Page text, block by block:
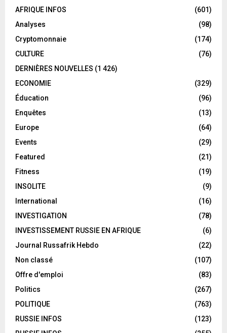
AFRIQUE INFOS
(601)
Analyses
(98)
Cryptomonnaie
(174)
CULTURE
(76)
DERNIÈRES NOUVELLES (1 426)
ECONOMIE
(329)
Éducation
(96)
Enquêtes
(13)
Europe
(64)
Events
(29)
Featured
(21)
Fitness
(19)
INSOLITE
(9)
International
(16)
INVESTIGATION
(78)
INVESTISSEMENT RUSSIE EN AFRIQUE
(6)
Journal Russafrik Hebdo
(22)
Non classé
(107)
Offre d'emploi
(83)
Politics
(267)
POLITIQUE
(763)
RUSSIE INFOS
(123)